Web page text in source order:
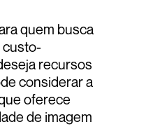
quem busca
custo-
recursos
considerar a
oferece
de imagem